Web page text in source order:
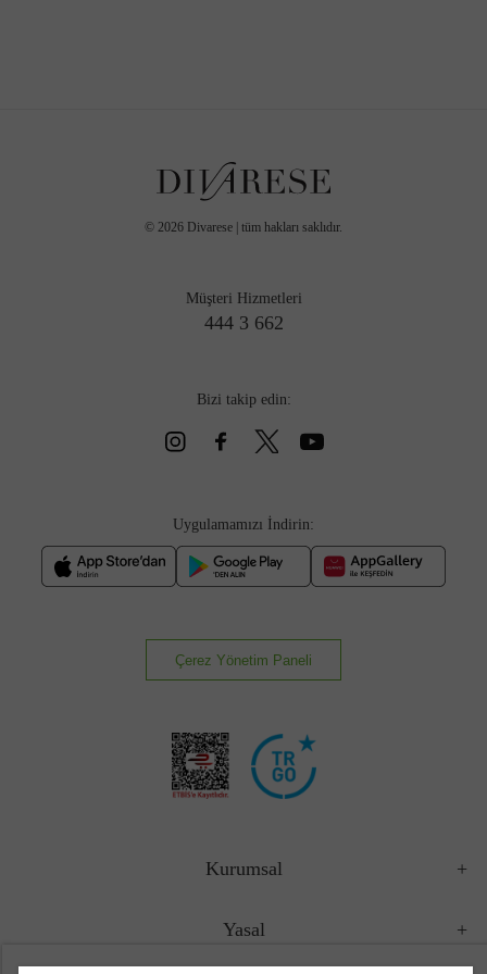
© 2026 Divarese | tüm hakları saklıdır.
Müşteri Hizmetleri
444 3 662
Bizi takip edin:
Uygulamamızı İndirin:
Çerez Yönetim Paneli
Kurumsal
Yasal